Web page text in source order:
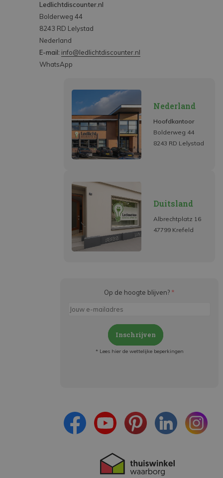
Ledlichtdiscounter.nl
Bolderweg 44
8243 RD Lelystad
Nederland
E-mail: info@ledlichtdiscounter.nl
WhatsApp
Nederland
Hoofdkantoor
Bolderweg 44
8243 RD Lelystad
Duitsland
Albrechtplatz 16
47799 Krefeld
Op de hoogte blijven? *
Inschrijven
* Lees hier de wettelijke beperkingen